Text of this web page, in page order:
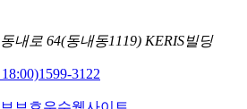
내로 64(동내동1119) KERIS빌딩
1599-3122